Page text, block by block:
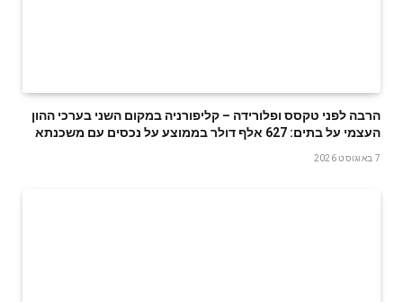
הרבה לפני טקסס ופלורידה – קליפורניה במקום השני בערכי ההון
העצמי על בתים: 627 אלף דולר בממוצע על נכסים עם משכנתא
7 באוגוסט 2026